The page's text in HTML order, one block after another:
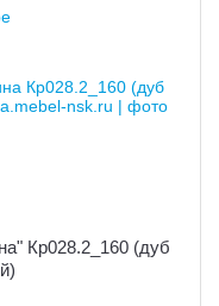
Кр028.2_160 (дуб